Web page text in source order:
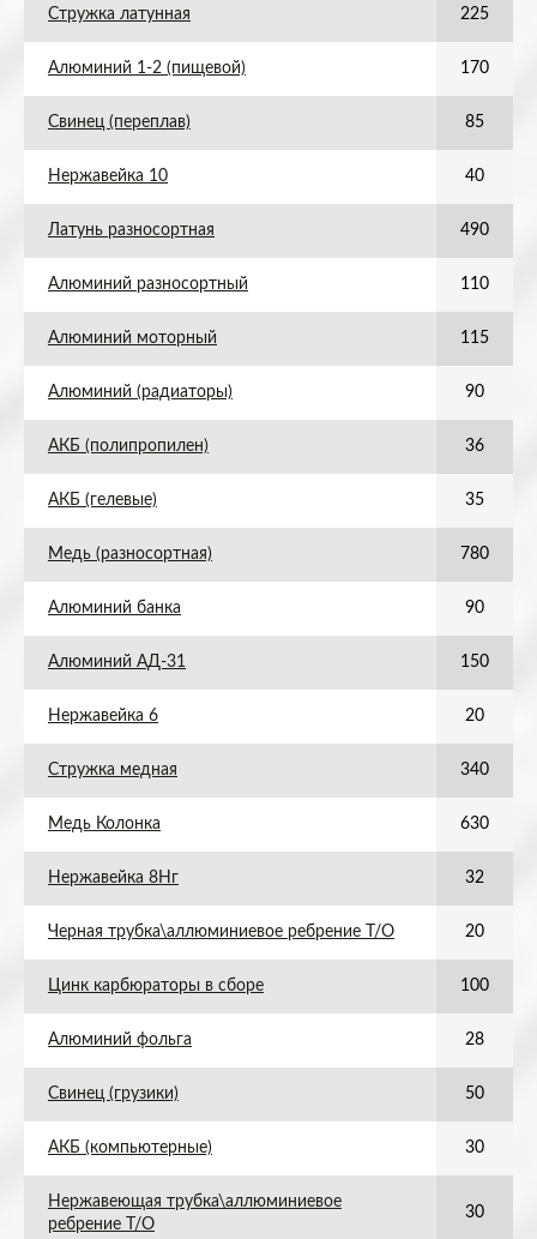
Стружка латунная 225
Алюминий 1-2 (пищевой) 170
Свинец (переплав) 85
Нержавейка 10 40
Латунь разносортная 490
Алюминий разносортный 110
Алюминий моторный 115
Алюминий (радиаторы) 90
АКБ (полипропилен) 36
АКБ (гелевые) 35
Медь (разносортная) 780
Алюминий банка 90
Алюминий АД-31 150
Нержавейка 6 20
Стружка медная 340
Медь Колонка 630
Нержавейка 8Нг 32
Черная трубка\аллюминиевое ребрение Т/О 20
Цинк карбюраторы в сборе 100
Алюминий фольга 28
Свинец (грузики) 50
АКБ (компьютерные) 30
Нержавеющая трубка\аллюминиевое
ребрение Т/О
30